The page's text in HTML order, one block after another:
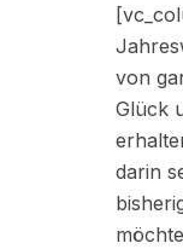
von
Glück
darin